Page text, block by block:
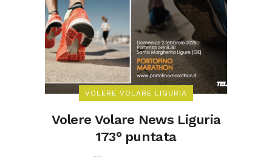
VOLERE VOLARE LIGURIA
Volere Volare News Liguria
173° puntata